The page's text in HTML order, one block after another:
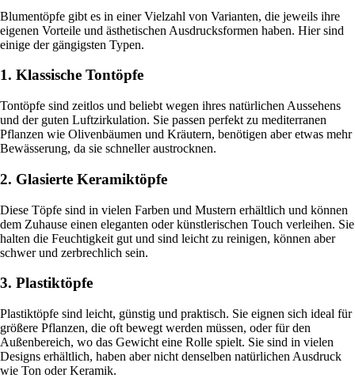
Blumentöpfe gibt es in einer Vielzahl von Varianten, die jeweils ihre
eigenen Vorteile und ästhetischen Ausdrucksformen haben. Hier sind
einige der gängigsten Typen.
1. Klassische Tontöpfe
Tontöpfe sind zeitlos und beliebt wegen ihres natürlichen Aussehens
und der guten Luftzirkulation. Sie passen perfekt zu mediterranen
Pflanzen wie Olivenbäumen und Kräutern, benötigen aber etwas mehr
Bewässerung, da sie schneller austrocknen.
2. Glasierte Keramiktöpfe
Diese Töpfe sind in vielen Farben und Mustern erhältlich und können
dem Zuhause einen eleganten oder künstlerischen Touch verleihen. Sie
halten die Feuchtigkeit gut und sind leicht zu reinigen, können aber
schwer und zerbrechlich sein.
3. Plastiktöpfe
Plastiktöpfe sind leicht, günstig und praktisch. Sie eignen sich ideal für
größere Pflanzen, die oft bewegt werden müssen, oder für den
Außenbereich, wo das Gewicht eine Rolle spielt. Sie sind in vielen
Designs erhältlich, haben aber nicht denselben natürlichen Ausdruck
wie Ton oder Keramik.